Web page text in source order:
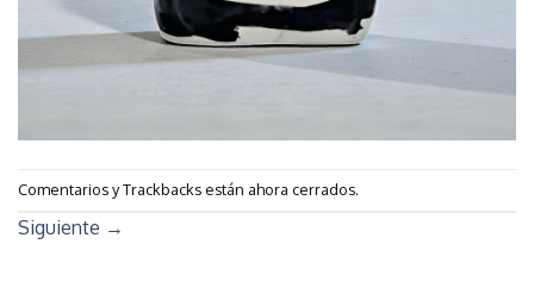
Comentarios y Trackbacks están ahora cerrados.
Siguiente →